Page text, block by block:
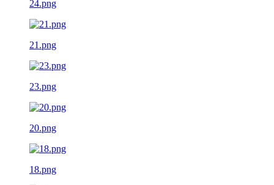
24.png
21.png
23.png
20.png
18.png